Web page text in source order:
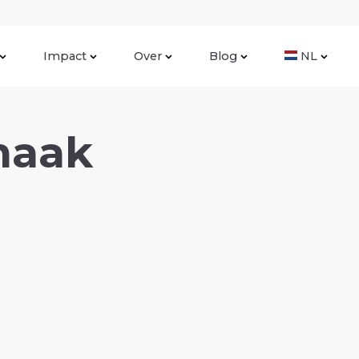
Impact Over Blog NL